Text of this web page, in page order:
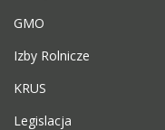
GMO
Izby Rolnicze
KRUS
Legislacja